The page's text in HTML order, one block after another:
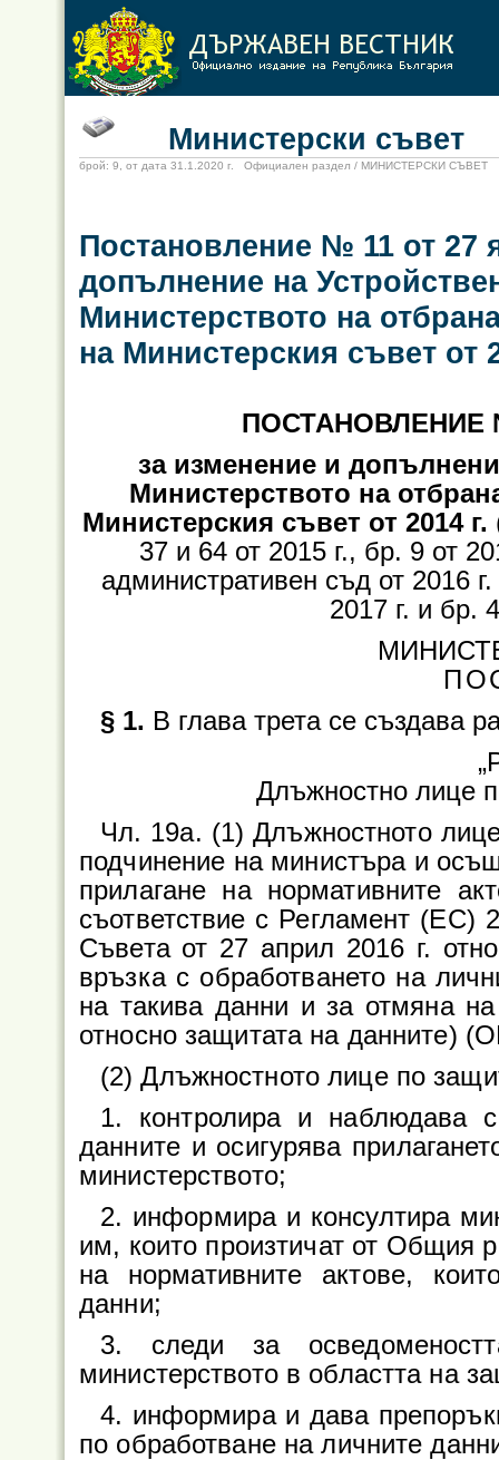
Министерски съвет
брой: 9, от дата 31.1.2020 г. Официален раздел / МИНИСТЕРСКИ СЪВЕТ
Постановление № 11 от 27
допълнение на
Министерството на
на Министерския съвет от
ПОСТАНОВЛЕНИЕ
за изменение и
Министерството на
Министерския съвет от 2014 г.
37 и 64 от 2015 г., бр. 9 от
административен съд от 2016
2017 г. и бр.
§ 1. В глава трета се създава
Длъжностно лице
Чл. 19а. (1) Длъжностното
подчинение на министъра и
прилагане на нормативните
съответствие с Регламент (ЕС)
Съвета от 27 април 2016 г.
връзка с обработването на
на такива данни и за отмяна
относно защитата на данните)
(2) Длъжностното лице по
1. контролира и наблюдава
данните и осигурява
министерството;
2. информира и консултира
им, които произтичат от Общия
на нормативните актове,
данни;
3. следи за
министерството в областта на
4. информира и дава
по обработване на личните